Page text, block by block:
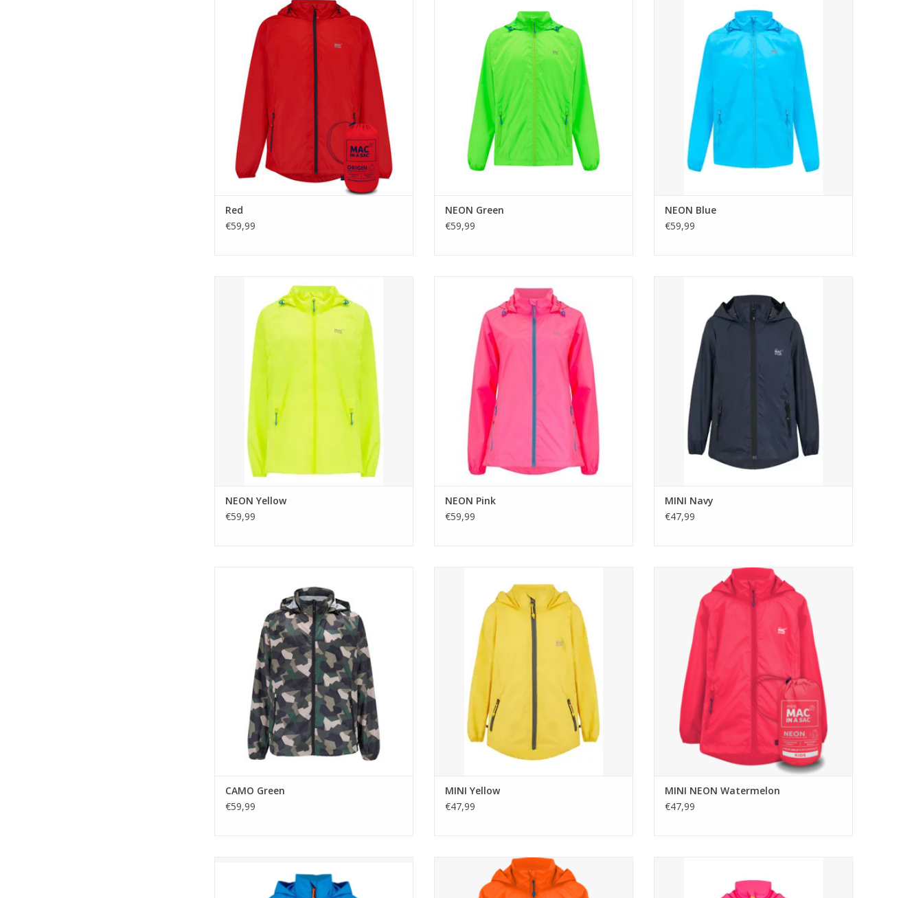
lichtgewicht ademend polyester regenjack met
een uniek 'staycool' systeem aan de rugzijde
voor extra comfort.
TOEVOEGEN AAN WINKELWAGEN
Red
€59,99
vindt hem altijd overal makkelijk terug, en je
bent helemaal hip vooral met die
contrasterende rits.
TOEVOEGEN AAN WINKELWAGEN
NEON Green
€59,99
TOEVOEGEN AAN WINKELWAGEN
NEON Blue
€59,99
Mac in a Sac NEON Yellow
TOEVOEGEN AAN WINKELWAGEN
NEON Yellow
€59,99
Mac in a Sac NEON Pink
TOEVOEGEN AAN WINKELWAGEN
NEON Pink
€59,99
TOEVOEGEN AAN WINKELWAGEN
MINI Navy
€47,99
polyester waterdicht ademend regenjack,
ontworpen om op te rollen in een opbergzakje.
TOEVOEGEN AAN WINKELWAGEN
CAMO Green
€59,99
waterdicht ademend regenjack, klein op te
rollen in bijgeleverde opbergzakje
TOEVOEGEN AAN WINKELWAGEN
MINI Yellow
€47,99
Mac in a Sac is een makkelijk lichtgewicht
polyester waterdicht ademend regenjack,
ontworpen om klein op te rollen in bijgeleverde
TOEVOEGEN AAN WINKELWAGEN
MINI NEON Watermelon
€47,99
TOEVOEGEN AAN WINKELWAGEN
Mac in a Sac is een makkelijk lichtgewicht
ademend polyester regenjack met een uniek
"staycool" systeem aan rugzijde voor extra
polyester waterdicht ademend regenjack,
ontworpen om klein op te rollen in bijgeleverde